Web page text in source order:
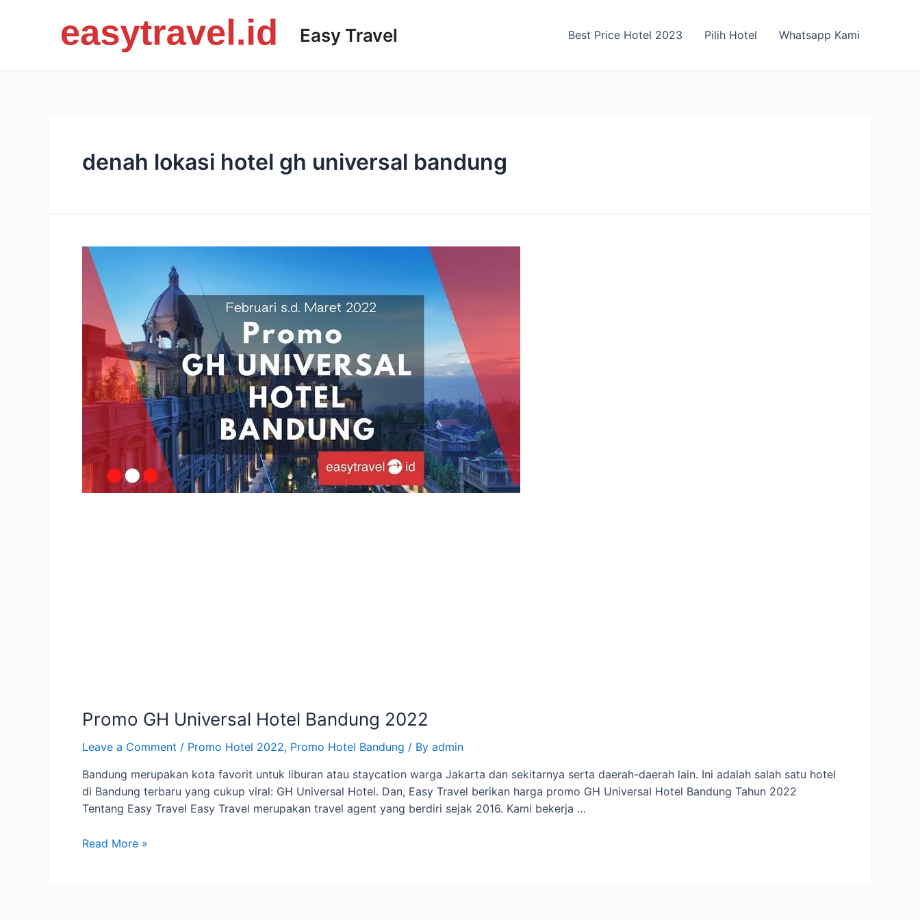
Easy Travel Best Price Hotel 2023 Pilih Hotel Whatsapp Kami
denah lokasi hotel gh universal bandung
Promo GH Universal Hotel Bandung 2022
Leave a Comment / Promo Hotel 2022, Promo Hotel Bandung / By admin
Bandung merupakan kota favorit untuk liburan atau staycation warga Jakarta dan sekitarnya serta daerah-daerah lain. Ini adalah salah satu hotel
di Bandung terbaru yang cukup viral: GH Universal Hotel. Dan, Easy Travel berikan harga promo GH Universal Hotel Bandung Tahun 2022
Tentang Easy Travel Easy Travel merupakan travel agent yang berdiri sejak 2016. Kami bekerja …
Promo
Read More »